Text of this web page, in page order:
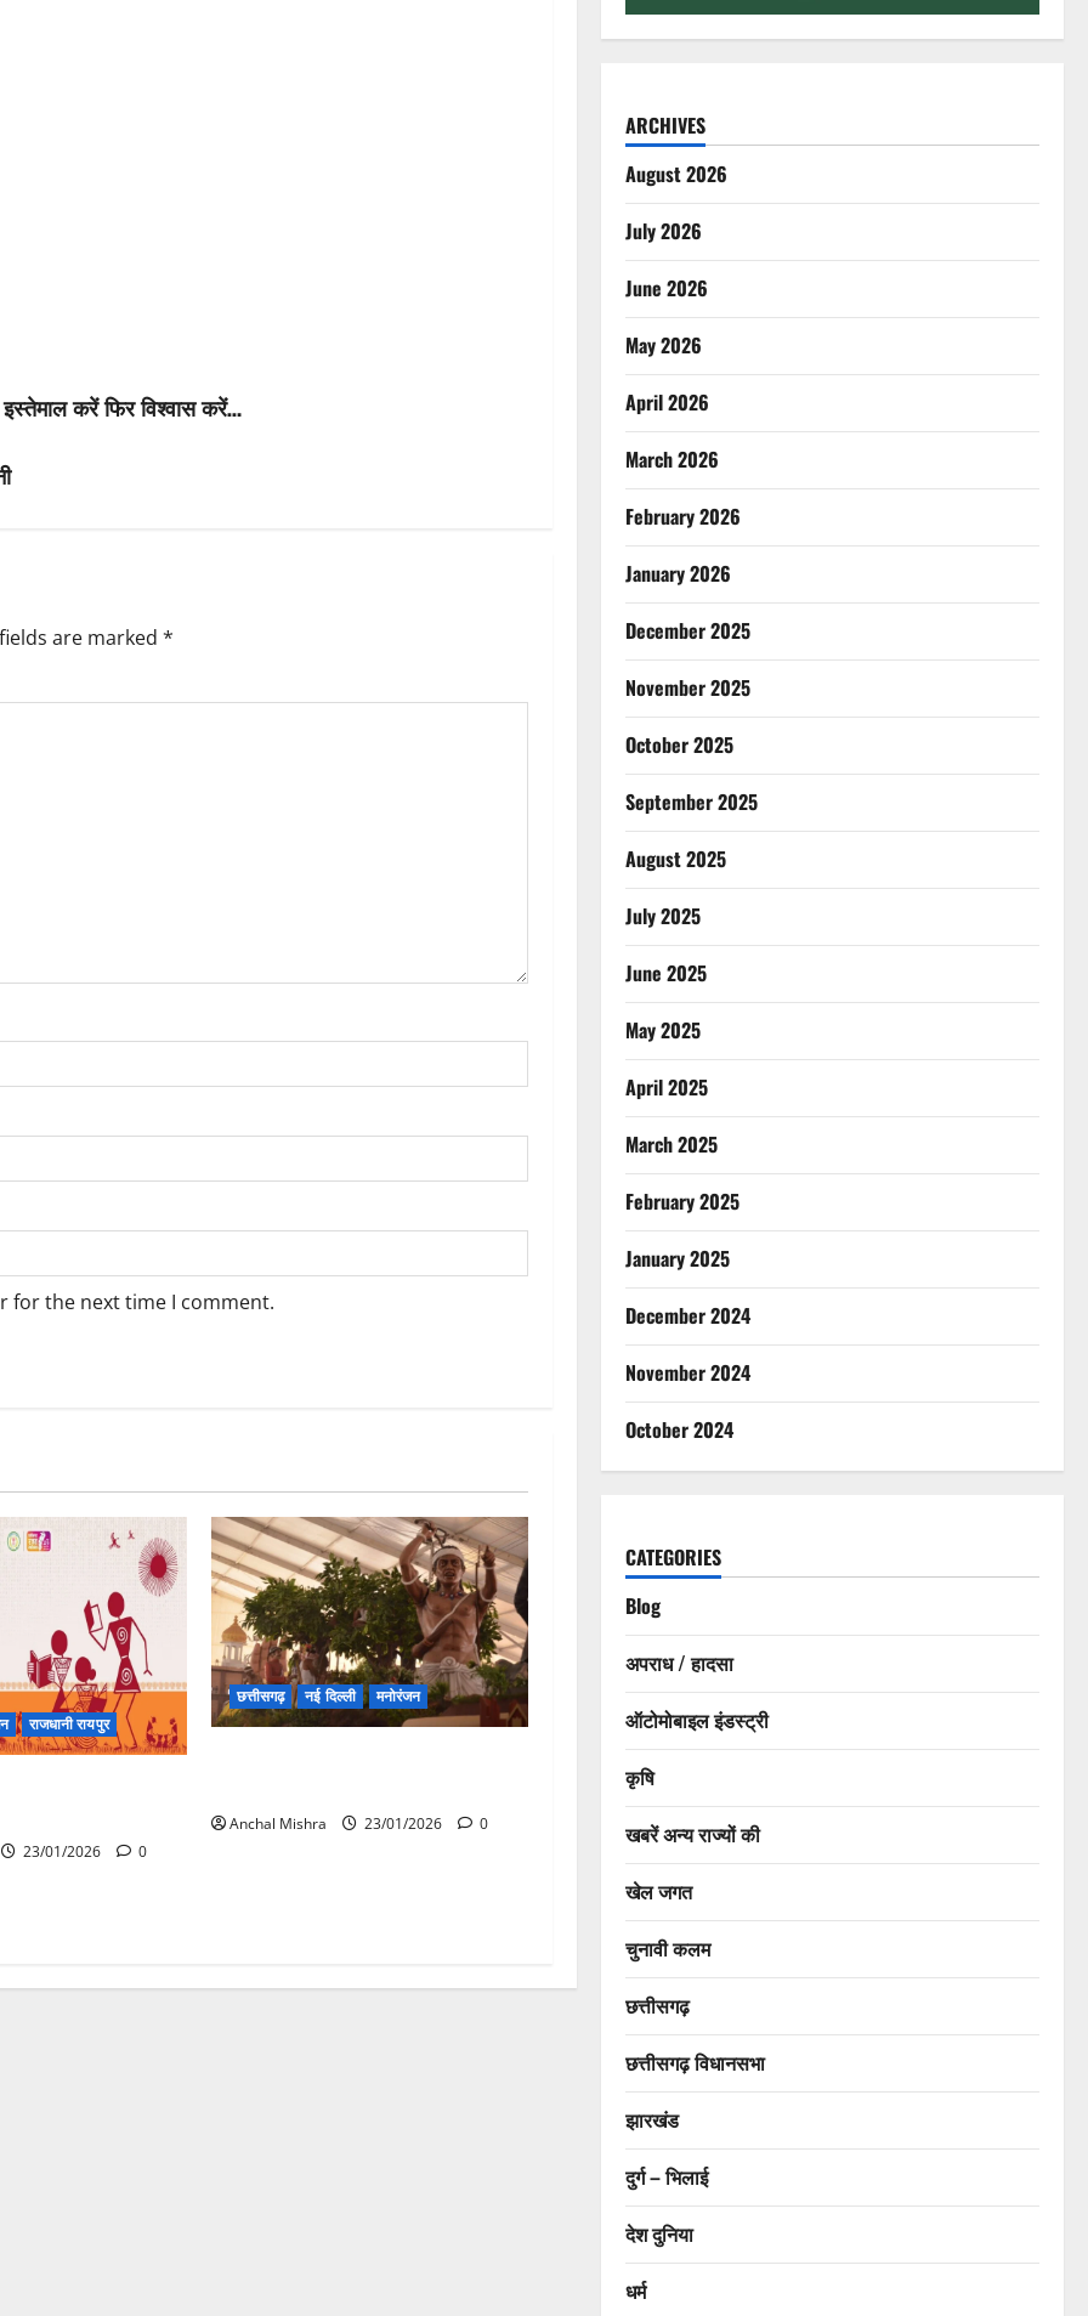
करें फिर विश्वास करें…
are marked *
for the next time I comment.
राजधानी रायपुर
23/01/2026 0
छत्तीसगढ़ नई दिल्ली मनोरंजन
Anchal Mishra 23/01/2026 0
ARCHIVES
August 2026
July 2026
June 2026
May 2026
April 2026
March 2026
February 2026
January 2026
December 2025
November 2025
October 2025
September 2025
August 2025
July 2025
June 2025
May 2025
April 2025
March 2025
February 2025
January 2025
December 2024
November 2024
October 2024
CATEGORIES
Blog
अपराध / हादसा
ऑटोमोबाइल इंडस्ट्री
कृषि
खबरें अन्य राज्यों की
खेल जगत
चुनावी कलम
छत्तीसगढ़
छत्तीसगढ़ विधानसभा
झारखंड
दुर्ग – भिलाई
देश दुनिया
धर्म